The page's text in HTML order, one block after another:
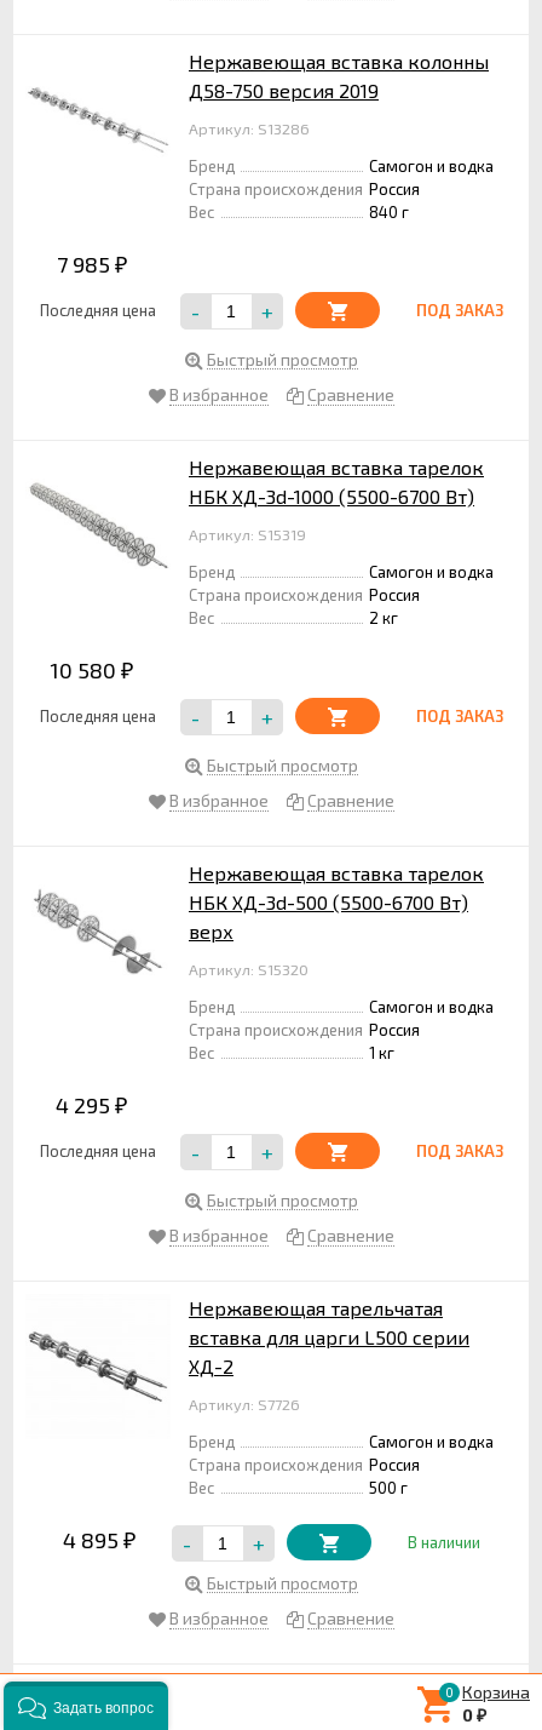
Нержавеющая вставка колонны
Д58-750 версия 2019
Артикул: S13286
Бренд
Самогон и водка
Страна происхождения Россия
Вес
840 г
7 985 ₽
Последняя цена - + ПОД ЗАКАЗ
Быстрый просмотр
В избранное
Сравнение
Нержавеющая вставка тарелок
НБК ХД-3d-1000 (5500-6700 Вт)
Артикул: S15319
Бренд
Самогон и водка
Страна происхождения Россия
Вес
2 кг
10 580 ₽
Последняя цена - + ПОД ЗАКАЗ
Быстрый просмотр
В избранное
Сравнение
Нержавеющая вставка тарелок
НБК ХД-3d-500 (5500-6700 Вт)
верх
Артикул: S15320
Бренд
Самогон и водка
Страна происхождения Россия
Вес
1 кг
4 295 ₽
Последняя цена - + ПОД ЗАКАЗ
Быстрый просмотр
В избранное
Сравнение
Нержавеющая тарельчатая
вставка для царги L500 серии
ХД-2
Артикул: S7726
Бренд
Самогон и водка
Страна происхождения Россия
Вес
500 г
4 895 ₽ - + В наличии
Быстрый просмотр
В избранное
Сравнение
соединения тарельчатых вставок
0
Корзина
0 ₽
Задать вопрос